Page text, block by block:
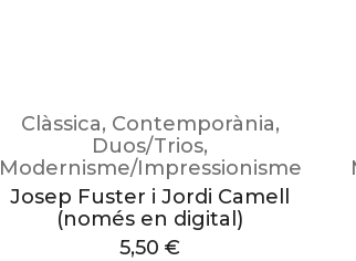
Clàssica, Contemporània,
Duos/Trios,
Modernisme/Impressionisme
Josep Fuster i Jordi Camell
(només en digital)
5,50€